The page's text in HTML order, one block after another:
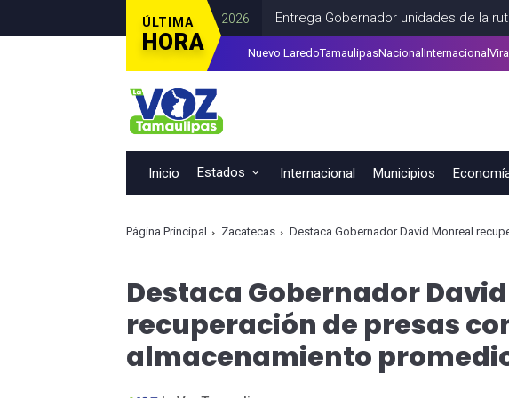
ÚLTIMA
HORA
Entrega Gobernador unidades de la ruta 160
Fabrica Nuevo León primer vehículo eléctrico: KIA
Nuevo LaredoTamaulipasNacional Internacional Viral
Inicio Estados Internacional Municipios
Página Principal Zacatecas Destaca Gobernador David Monreal recuperación
Destaca Gobernador
recuperación de presas
almacenamiento